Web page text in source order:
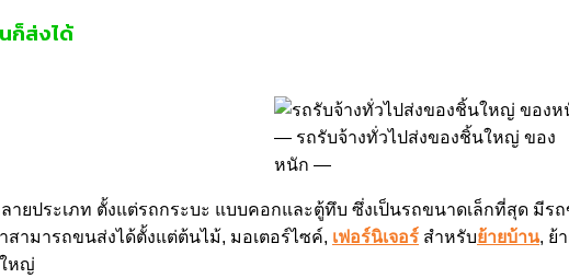
ก็ส่งได้
รถรับจ้างทั่วไปส่งของชิ้นใหญ่ ของ
หนัก
ายประเภท ตั้งแต่รถกระบะ แบบคอกและตู้ทึบ ซึ่งเป็นรถขนาดเล็กที่สุด มีร
าสามารถขนส่งได้ตั้งแต่ต้นไม้, มอเตอร์ไซค์, เฟอร์นิเจอร์ สำหรับย้ายบ้าน, ย้
หญ่